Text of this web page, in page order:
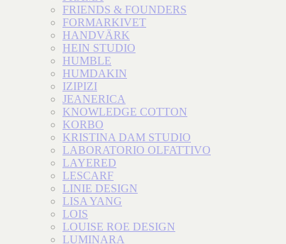
FRIENDS & FOUNDERS
FORMARKIVET
HANDVÄRK
HEIN STUDIO
HUMBLE
HUMDAKIN
IZIPIZI
JEANERICA
KNOWLEDGE COTTON
KORBO
KRISTINA DAM STUDIO
LABORATORIO OLFATTIVO
LAYERED
LESCARF
LINIE DESIGN
LISA YANG
LOIS
LOUISE ROE DESIGN
LUMINARA